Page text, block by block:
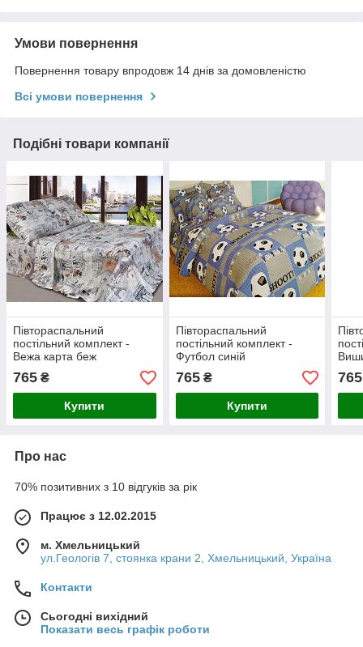
Умови повернення
Повернення товару впродовж 14 днів за домовленістю
Всі умови повернення
Подібні товари компанії
Півтораспальний
постільний комплект -
Вежа карта беж
765 ₴
Купити
Півтораспальний
постільний комплект -
Футбол синій
765₴
Купити
765
Про нас
70% позитивних з 10 відгуків за рік
Працює з 12.02.2015
м. Хмельницький
ул.Геологів 7, стоянка крани 2, Хмельницький, Україна
Контакти
Сьогодні вихідний
Показати весь графік роботи